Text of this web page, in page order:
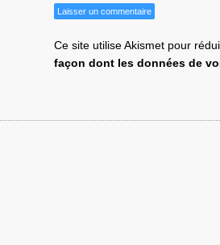
Ce site utilise Akismet pour
façon dont les données de